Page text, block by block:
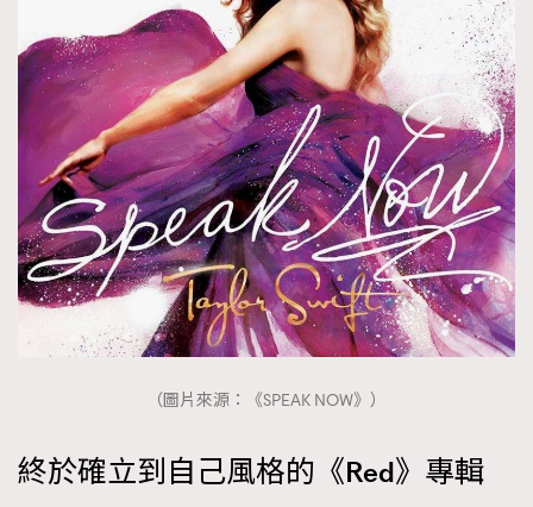
（圖片來源：《SPEAK NOW》）
終於確立到自己風格的《Red》專輯